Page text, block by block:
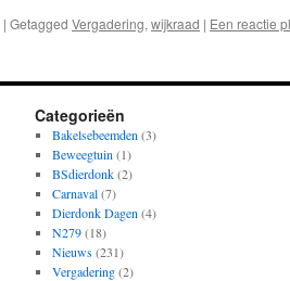
| Getagged Vergadering, wijkraad | Een reactie
Categorieën
Bakelsebeemden (3)
Beweegtuin (1)
BSdierdonk(2)
Carnaval(7)
Dierdonk Dagen (4)
N279(18)
Nieuws(231)
Vergadering(2)